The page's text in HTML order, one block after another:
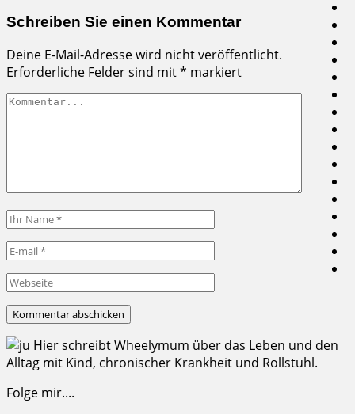
Schreiben Sie einen Kommentar
Deine E-Mail-Adresse wird nicht veröffentlicht.
Erforderliche Felder sind mit* markiert
Hier schreibt Wheelymum über das Leben und den
Alltag mit Kind, chronischer Krankheit und Rollstuhl.
Folge mir....